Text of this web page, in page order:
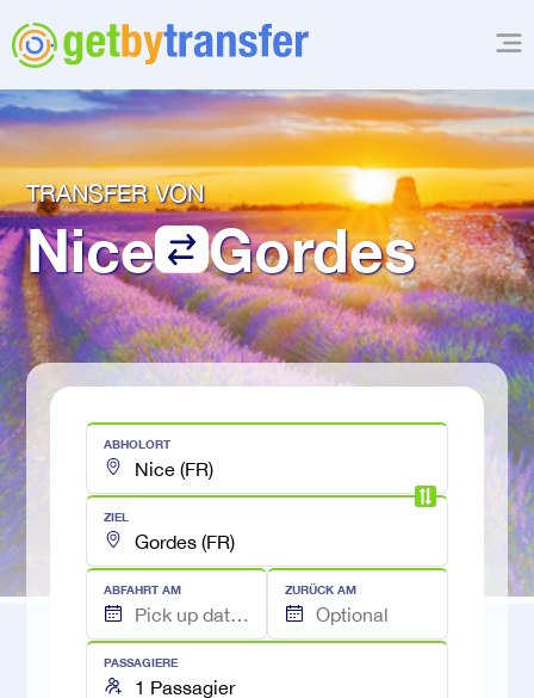
TRANSFER VON
Nice Gordes
ABHOLORT
ZIEL
ABFAHRT AM ZURÜCK AM
PASSAGIERE